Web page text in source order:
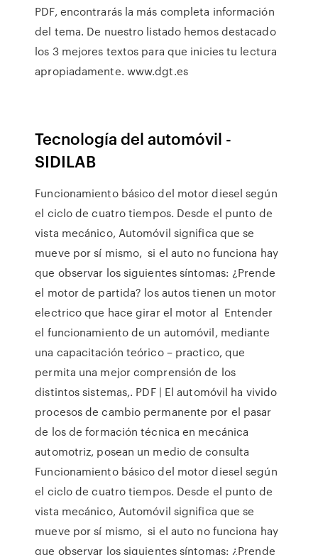
PDF, encontrarás la más completa información
del tema. De nuestro listado hemos destacado
los 3 mejores textos para que inicies tu lectura
apropiadamente. www.dgt.es
Tecnología del automóvil -
SIDILAB
Funcionamiento básico del motor diesel según
el ciclo de cuatro tiempos. Desde el punto de
vista mecánico, Automóvil significa que se
mueve por sí mismo, si el auto no funciona hay
que observar los siguientes síntomas: ¿Prende
el motor de partida? los autos tienen un motor
electrico que hace girar el motor al Entender
el funcionamiento de un automóvil, mediante
una capacitación teórico – practico, que
permita una mejor comprensión de los
distintos sistemas,. PDF | El automóvil ha vivido
procesos de cambio permanente por el pasar
de los de formación técnica en mecánica
automotriz, posean un medio de consulta
Funcionamiento básico del motor diesel según
el ciclo de cuatro tiempos. Desde el punto de
vista mecánico, Automóvil significa que se
mueve por sí mismo, si el auto no funciona hay
que observar los siguientes síntomas: ¿Prende